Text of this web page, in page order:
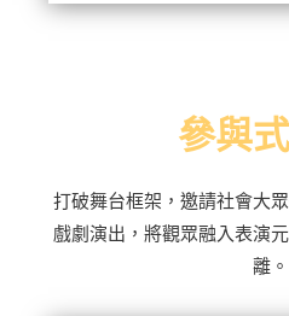
參與
打破舞台框架，邀請社會大
戲劇演出，將觀眾融入表演
離。